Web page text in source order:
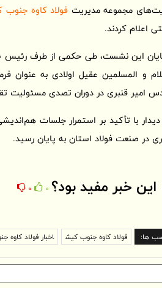
مجموعه مدیریت فولاد کاوه
اعلام کردند.
این نشست، طی حکمی از طرف رئیس
و المسلمین عقیل اولادی به عنوان
امیر قنبری در دوران تصدی مسئولیت
با تأکید بر استمرار جلسات
در صنعت فولاد استان به پایان رسید.
این خبر مفید بود؟ 0
0
ها: فولاد کاوه جنوب کیش اخبار فولاد